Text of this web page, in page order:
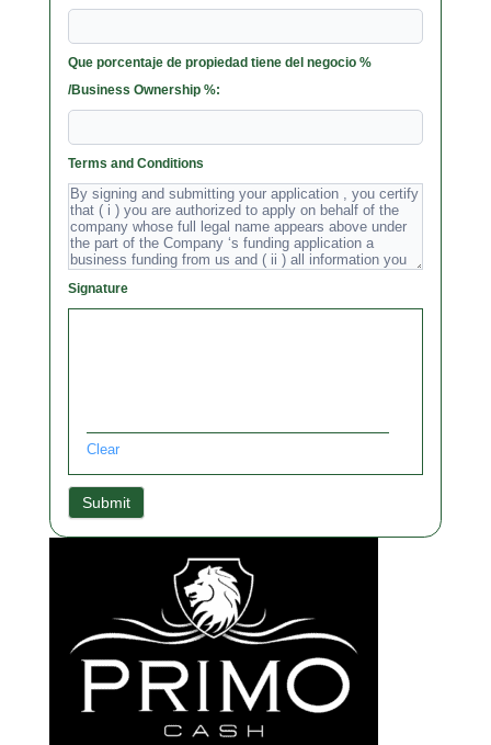
Que porcentaje de propiedad tiene del negocio %
/Business Ownership %:
Terms and Conditions
Signature
Clear